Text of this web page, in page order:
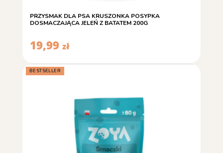
PRZYSMAK DLA PSA KRUSZONKA POSYPKA
DOSMACZAJĄCA JELEŃ Z BATATEM 200G
19,99 zł
BESTSELLER